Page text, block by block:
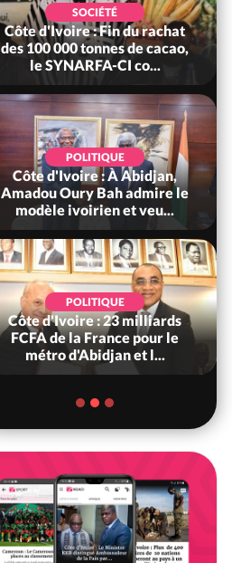
SOCIÉTÉ
Côte d'Ivoire : Fin du rachat
des 100 000 tonnes de cacao,
le SYNARFA-CI co...
POLITIQUE
Côte d'Ivoire : À Abidjan,
Amadou Oury Bah admire le
modèle ivoirien et veu...
POLITIQUE
Côte d'Ivoire : 23 milliards
FCFA de la France pour le
métro d'Abidjan et l...